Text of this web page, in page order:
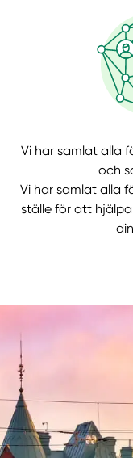
Vi har samlat alla
och
Vi har samlat alla
ställe för att